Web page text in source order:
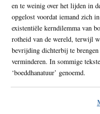
en te weinig over het lijden in
opgelost voordat iemand zich
existentiële kerndilemma van
rotheid van de wereld, terwijl
bevrijding dichterbij te
verminderen. In sommige
‘boeddhanatuur’ genoemd.